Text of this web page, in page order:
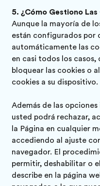
¿Cómo Gestiono Las
Aunque la mayoría de
están configurados por
automáticamente las
en casi todos los casos,
bloquear las cookies o
cookies a su dispositivo.
Además de las
usted podrá rechazar,
la Página en cualquier
accediendo al ajuste
navegador. El
permitir, deshabilitar o
describe en la página